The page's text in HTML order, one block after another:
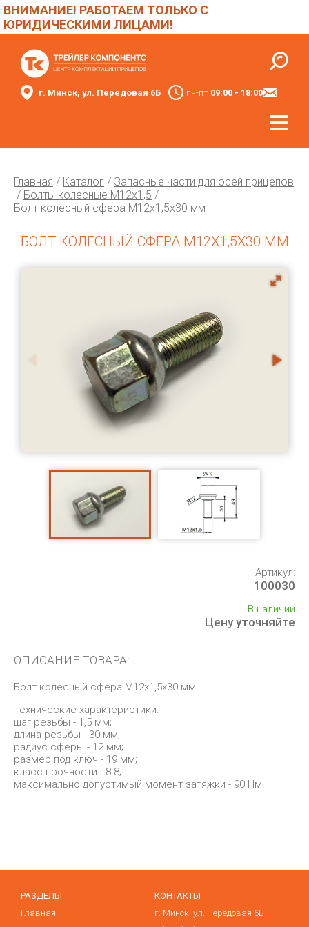
ВНИМАНИЕ! РАБОТАЕМ ТОЛЬКО С
ЮРИДИЧЕСКИМИ ЛИЦАМИ!
пн-пт 09:00 - 18:00
г. Минск, ул. Передовая 6Б
Главная / Каталог / Запасные части для осей прицепов
/ Болты колесные М12х1,5 /
Болт колесный сфера М12х1,5х30 мм
БОЛТ КОЛЕСНЫЙ СФЕРА М12Х1,5Х30 ММ
ОПИСАНИЕ ТОВАРА:
Болт колесный сфера М12х1,5х30 мм.
Технические характеристики:
шаг резьбы - 1,5 мм;
длина резьбы - 30 мм;
радиус сферы - 12 мм;
размер под ключ - 19 мм;
класс прочности - 8.8;
максимально допустимый момент затяжки - 90 Нм.
Артикул:
100030
В наличии
Цену уточняйте
РАЗДЕЛЫ
Главная
КОНТАКТЫ
г. Минск, ул. Передовая 6Б